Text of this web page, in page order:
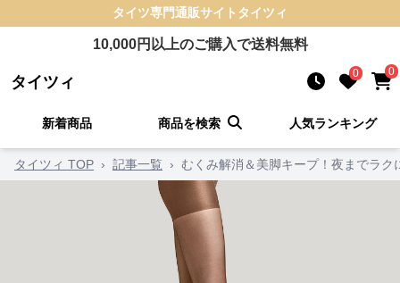
タイツ専門通販サイト タイツィ
10,000円以上のご購入で送料無料
タイツィ 0 0
新着商品 商品を検索 人気ランキング
タイツィ TOP › 記事一覧 › むくみ解消＆美脚キープ！夜までラ